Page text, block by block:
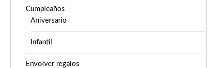
Cumpleaños
Aniversario
Infantil
Envolver regalos